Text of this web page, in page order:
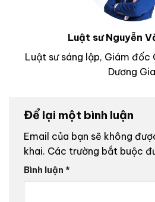
Luật sư Nguyễn
Luật sư sáng lập, Giám đốc
Dương
Để lại một bình luận
Email của bạn sẽ không
khai. Các trường bắt buộc
Bình luận *